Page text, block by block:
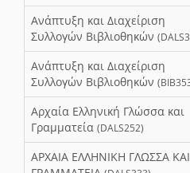
Ανάπτυξη και Διαχείριση
Συλλογών Βιβλιοθηκών
Ανάπτυξη και Διαχείριση
Συλλογών Βιβλιοθηκών
Αρχαία Ελληνική Γλώσσα και
Γραμματεία (DALS252)
ΑΡΧΑΙΑ ΕΛΛΗΝΙΚΗ ΓΛΩΣΣΑ ΚΑΙ